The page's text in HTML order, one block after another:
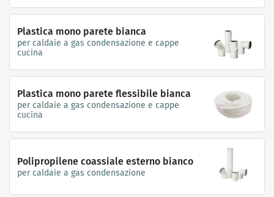
Plastica mono parete bianca
per caldaie a gas condensazione e cappe
cucina
Plastica mono parete flessibile bianca
per caldaie a gas condensazione e cappe
cucina
Polipropilene coassiale esterno bianco
per caldaie a gas condensazione